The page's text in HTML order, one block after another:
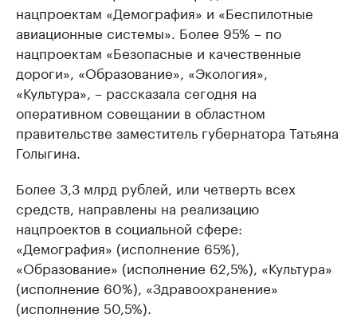
нацпроектам «Демография» и «Беспилотные
авиационные системы». Более 95% – по
нацпроектам «Безопасные и качественные
дороги», «Образование», «Экология»,
«Культура», – рассказала сегодня на
оперативном совещании в областном
правительстве заместитель губернатора Татьяна
Голыгина.
Более 3,3 млрд рублей, или четверть всех
средств, направлены на реализацию
нацпроектов в социальной сфере:
«Демография» (исполнение 65%),
«Образование» (исполнение 62,5%), «Культура»
(исполнение 60%), «Здравоохранение»
(исполнение 50,5%).